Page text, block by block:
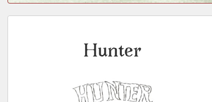
Les sources LaTeX du livre en cours d'écriture sont
Hunter